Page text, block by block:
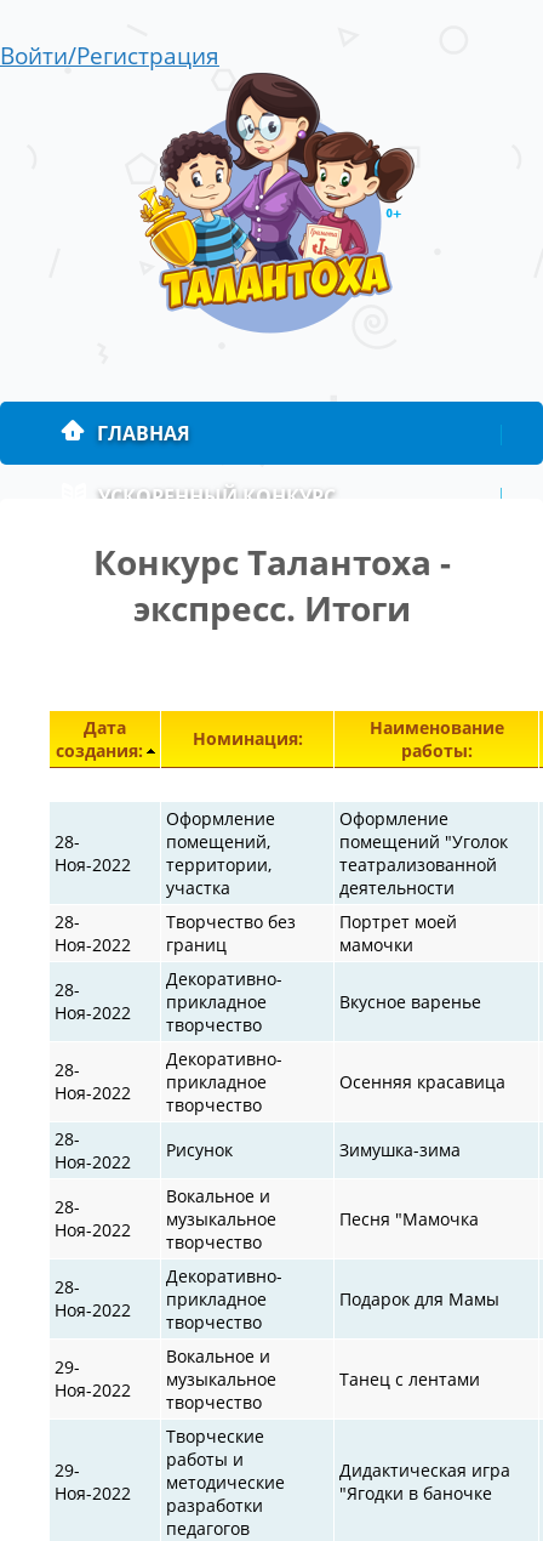
Войти/Регистрация
ГЛАВНАЯ |
УСКОРЕННЫЙ КОНКУРС |
ПРАВИЛА | | КОНТАКТЫ
Конкурс Талантоха -
экспресс. Итоги
Дата
создания:
Номинация:
Наименование
работы:
28-
Ноя-2022
Оформление
помещений,
территории,
участка
Оформление
помещений "Уголок
театрализованной
деятельности
28-
Ноя-2022
Творчество без
границ
Портрет моей
мамочки
28-
Ноя-2022
Декоративно-
прикладное
творчество
Вкусное варенье
28-
Ноя-2022
Декоративно-
прикладное
творчество
Осенняя красавица
28-
Ноя-2022
Рисунок Зимушка-зима
28-
Ноя-2022
Вокальное и
музыкальное
творчество
Песня "Мамочка
28-
Ноя-2022
Декоративно-
прикладное
творчество
Подарок для Мамы
29-
Ноя-2022
Вокальное и
музыкальное
творчество
Танец с лентами
29-
Ноя-2022
Творческие
работы и
методические
разработки
педагогов
Дидактическая игра
"Ягодки в баночке